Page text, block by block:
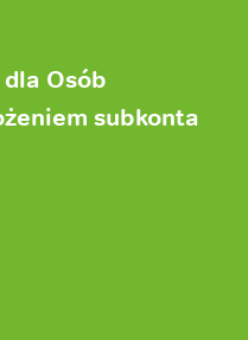
Osób
subkonta